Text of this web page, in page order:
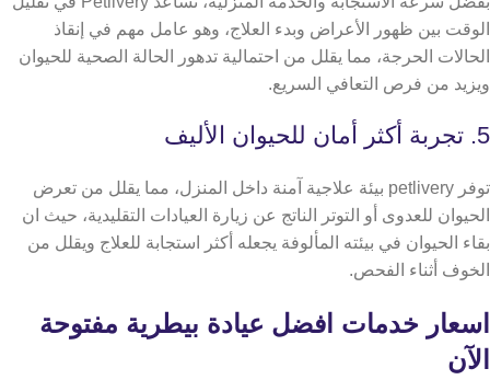
الوقت بين ظهور الأعراض وبدء العلاج، وهو عامل مهم في إنقاذ
الحالات الحرجة، مما يقلل من احتمالية تدهور الحالة الصحية للحيوان
ويزيد من فرص التعافي السريع.
5. تجربة أكثر أمان للحيوان الأليف
توفر petlivery بيئة علاجية آمنة داخل المنزل، مما يقلل من تعرض
الحيوان للعدوى أو التوتر الناتج عن زيارة العيادات التقليدية، حيث ان
بقاء الحيوان في بيئته المألوفة يجعله أكثر استجابة للعلاج ويقلل من
الخوف أثناء الفحص.
اسعار خدمات افضل عيادة بيطرية مفتوحة
الآن